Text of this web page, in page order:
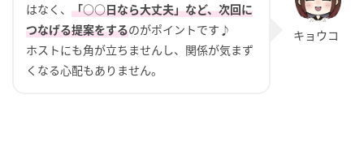
はなく、 「○○日なら大丈夫」など、次回に
つなげる提案をするのがポイントです♪
ホストにも角が立ちませんし、関係が気まず
くなる心配もありません。